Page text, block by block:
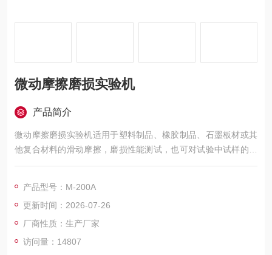
微动摩擦磨损实验机
产品简介
微动摩擦磨损实验机适用于塑料制品、橡胶制品、石墨板材或其
他复合材料的滑动摩擦，磨损性能测试，也可对试验中试样的磨
擦力、磨擦系数和磨损量进行测定。 主要由试验主机及智能控制
程中同时可以显示数值、扭矩、时间曲线，并可以随意设定试验
次数，显示当前试验数值，设定时间及当前试验时间等多种功能
产品型号：M-200A
更新时间：2026-07-26
厂商性质：生产厂家
访问量：14807